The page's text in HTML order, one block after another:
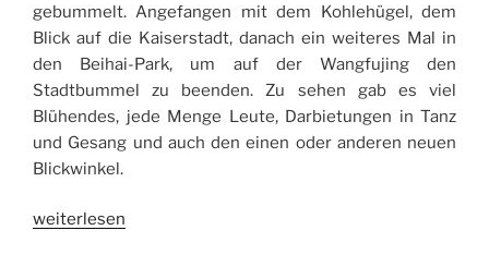
gebummelt. Angefangen mit dem Kohlehügel, dem
Blick auf die Kaiserstadt, danach ein weiteres Mal in
den Beihai-Park, um auf der Wangfujing den
Stadtbummel zu beenden. Zu sehen gab es viel
Blühendes, jede Menge Leute, Darbietungen in Tanz
und Gesang und auch den einen oder anderen neuen
Blickwinkel.
„Stadtbummel
weiterlesen